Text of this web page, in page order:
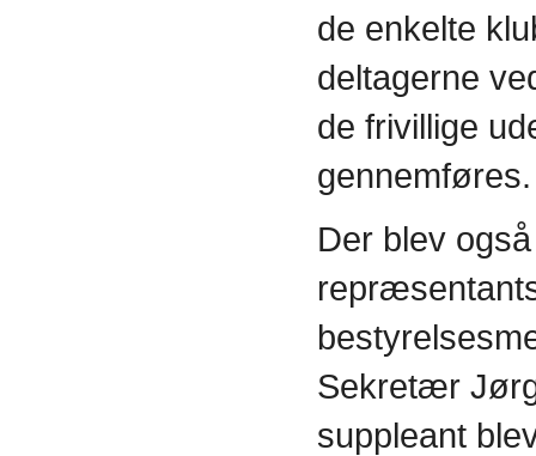
de enkelte
deltagerne
de frivillige
gennemføres.
Der blev
Sekretær
suppleant